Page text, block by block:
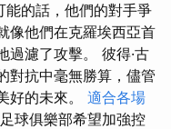
的話，他們的對手爭
像他們在克羅埃西亞首
過濾了攻擊。 彼得·古
對抗中毫無勝算，儘管
好的未來。 適合各場
球俱樂部希望加強控